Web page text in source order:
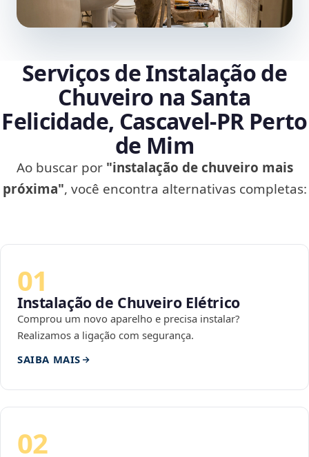
Serviços de Instalação de
Chuveiro na Santa
Felicidade, Cascavel‑PR Perto
de Mim
Ao buscar por "instalação de chuveiro mais
próxima", você encontra alternativas completas:
01
Instalação de Chuveiro Elétrico
Comprou um novo aparelho e precisa instalar?
Realizamos a ligação com segurança.
SAIBA MAIS
02